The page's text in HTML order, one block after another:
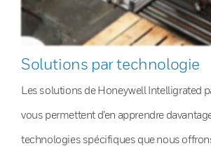
Solutions par technologie
Les solutions de Honeywell Intelligrated
vous permettent d’en apprendre
technologies spécifiques que nous